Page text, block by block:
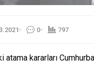
0 797
atama kararları